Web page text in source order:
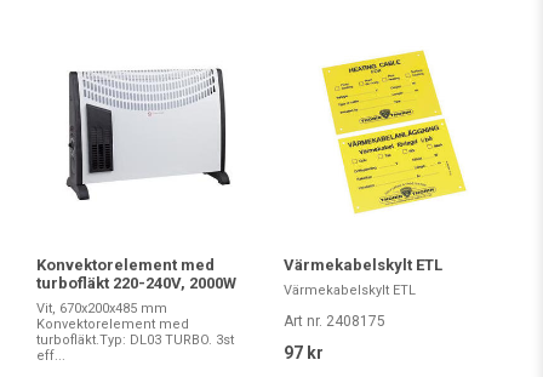
Konvektorelement med
turbofläkt 220-240V, 2000W
Vit, 670x200x485 mm
Konvektorelement med
turbofläkt.Typ: DL03 TURBO. 3st
eff...
Värmekabelskylt ETL
Värmekabelskylt ETL
Art nr. 2408175
97 kr